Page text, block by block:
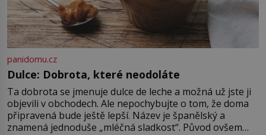
panidomu.cz
Dulce: Dobrota, které neodoláte
Ta dobrota se jmenuje dulce de leche a možná už jste ji
objevili v obchodech. Ale nepochybujte o tom, že doma
připravená bude ještě lepší. Název je španělský a
znamená jednoduše „mléčná sladkost“. Původ ovšem